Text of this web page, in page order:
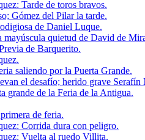
Tarde de toros bravos.
Gómez del Pilar la tarde.
de Daniel Luque.
quietud de David de
de Barquerito.
saliendo por la Puerta Grande.
el desafío; herido grave Serafín
grande de la Feria de la Antigua.
de feria.
Corrida dura con peligro.
Vuelta al ruedo Villita.